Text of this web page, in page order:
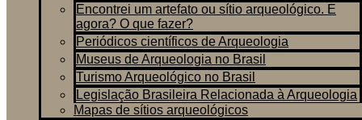
Encontrei um artefato ou sítio arqueológico. E
agora? O que fazer?
Periódicos científicos de Arqueologia
Museus de Arqueologia no Brasil
Turismo Arqueológico no Brasil
Legislação Brasileira Relacionada à Arqueologia
Mapas de sítios arqueológicos